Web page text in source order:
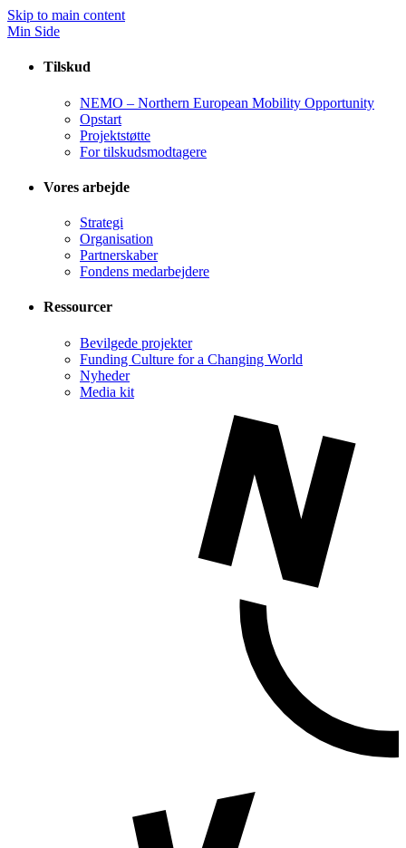
Skip to main content
Min Side
Tilskud
NEMO – Northern European Mobility Opportunity
Opstart
Projektstøtte
For tilskudsmodtagere
Vores arbejde
Strategi
Organisation
Partnerskaber
Fondens medarbejdere
Ressourcer
Bevilgede projekter
Funding Culture for a Changing World
Nyheder
Media kit